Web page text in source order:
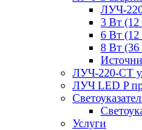
ЛУЧ-
3 Вт
6 Вт
8 Вт
ЛУЧ-220-СТ
ЛУЧ LED P
Услуги